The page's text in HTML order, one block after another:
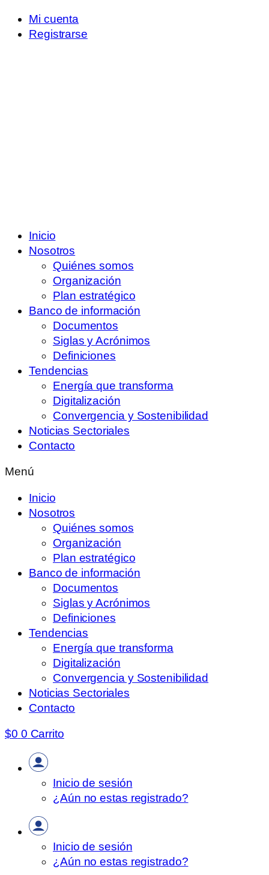
Mi cuenta
Registrarse
Inicio
Nosotros
Quiénes somos
Organización
Plan estratégico
Banco de información
Documentos
Siglas y Acrónimos
Definiciones
Tendencias
Energía que transforma
Digitalización
Convergencia y Sostenibilidad
Noticias Sectoriales
Contacto
Menú
Inicio
Nosotros
Quiénes somos
Organización
Plan estratégico
Banco de información
Documentos
Siglas y Acrónimos
Definiciones
Tendencias
Energía que transforma
Digitalización
Convergencia y Sostenibilidad
Noticias Sectoriales
Contacto
$0 0 Carrito
Inicio de sesión
¿Aún no estas registrado?
Inicio de sesión
¿Aún no estas registrado?